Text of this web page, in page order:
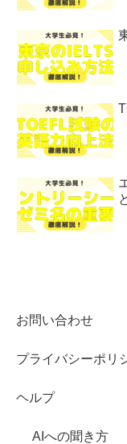
お問い合わせ
プライバシーポリ
ヘルプ
AIへの聞き方